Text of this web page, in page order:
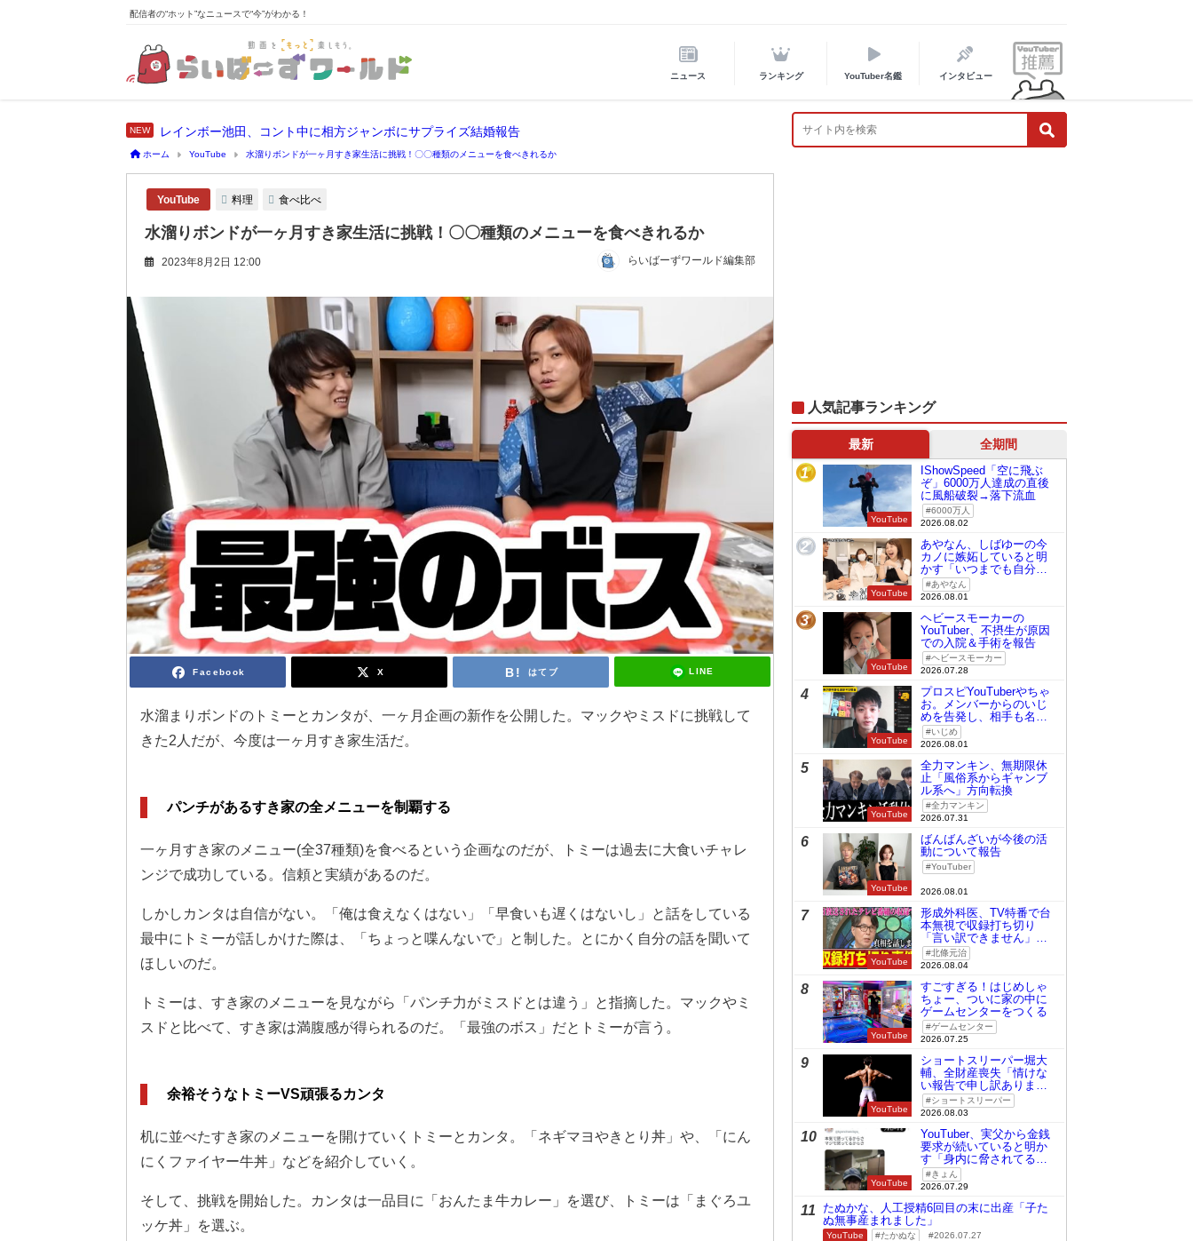
配信者の“ホット”なニュースで“今”がわかる！
ニュース ランキング YouTuber名鑑 インタビュー
レインボー池田、コント中に相方ジャンボにサプライズ結婚報告
ホーム YouTube 水溜りボンドが一ヶ月すき家生活に挑戦！〇〇種類のメニューを食べきれるか
YouTube 料理 食べ比べ
水溜りボンドが一ヶ月すき家生活に挑戦！〇〇種類のメニューを食べきれるか
2023年8月2日 12:00 らいばーずワールド編集部
Facebook X はてブ LINE
水溜まりボンドのトミーとカンタが、一ヶ月企画の新作を公開した。マックやミスドに挑戦して
きた2人だが、今度は一ヶ月すき家生活だ。
パンチがあるすき家の全メニューを制覇する
一ヶ月すき家のメニュー(全37種類)を食べるという企画なのだが、トミーは過去に大食いチャレ
ンジで成功している。信頼と実績があるのだ。
しかしカンタは自信がない。「俺は食えなくはない」「早食いも遅くはないし」と話をしている
最中にトミーが話しかけた際は、「ちょっと喋んないで」と制した。とにかく自分の話を聞いて
ほしいのだ。
トミーは、すき家のメニューを見ながら「パンチ力がミスドとは違う」と指摘した。マックやミ
スドと比べて、すき家は満腹感が得られるのだ。「最強のボス」だとトミーが言う。
余裕そうなトミーVS頑張るカンタ
机に並べたすき家のメニューを開けていくトミーとカンタ。「ネギマヨやきとり丼」や、「にん
にくファイヤー牛丼」などを紹介していく。
そして、挑戦を開始した。カンタは一品目に「おんたま牛カレー」を選び、トミーは「まぐろユ
ッケ丼」を選ぶ。
人気記事ランキング
最新 全期間
1
YouTube
IShowSpeed「空に飛ぶ
ぞ」6000万人達成の直後
に風船破裂→落下流血
6000万人
2026.08.02
2
YouTube
あやなん、しばゆーの今
カノに嫉妬していると明
かす「いつまでも自分の
ものみたいに…」
あやなん
2026.08.01
3
YouTube
ヘビースモーカーの
YouTuber、不摂生が原因
での入院＆手術を報告
ヘビースモーカー
2026.07.28
4
YouTube
プロスピYouTuberやちゃ
お。メンバーからのいじ
めを告発し、相手も名指
しで批判
いじめ
2026.08.01
5
YouTube
全力マンキン、無期限休
止「風俗系からギャンブ
ル系へ」方向転換
全力マンキン
2026.07.31
6
YouTube
ばんばんざいが今後の活
動について報告
YouTuber
2026.08.01
7
YouTube
形成外科医、TV特番で台
本無視で収録打ち切り
「言い訳できません」と
謝罪北條元治
2026.08.04
8
YouTube
すごすぎる！はじめしゃ
ちょー、ついに家の中に
ゲームセンターをつくる
ゲームセンター
2026.07.25
9
YouTube
ショートスリーパー堀大
輔、全財産喪失「情けな
い報告で申し訳ありませ
ん」ショートスリーパー
2026.08.03
10
YouTube
YouTuber、実父から金銭
要求が続いていると明か
す「身内に脅されてる
の」きょん
2026.07.29
11
たぬかな、人工授精6回目の末に出産「子た
ぬ無事産まれました」
YouTube たかぬな 2026.07.27